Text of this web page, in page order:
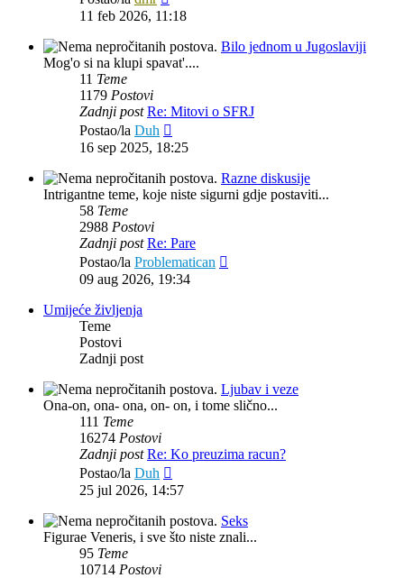
post
11 feb 2026, 11:18
Bilo jednom u Jugoslaviji
Mog'o si na klupi spavat'....
11 Teme
1179 Postovi
Zadnji post Re: Mitovi o SFRJ
Postao/la Duh
post
16 sep 2025, 18:25
Razne diskusije
Intrigantne teme, koje niste sigurni gdje postaviti...
58 Teme
2988 Postovi
Zadnji post Re: Pare
Postao/la Problematican
09 aug 2026, 19:34
Umijeće življenja
Teme
Postovi
Zadnji post
Ljubav i veze
Ona-on, ona- ona, on- on, i tome slično...
111 Teme
16274 Postovi
Zadnji post Re: Ko preuzima racun?
Postao/la Duh
post
25 jul 2026, 14:57
Seks
Figurae Veneris, i sve što niste znali...
95 Teme
10714 Postovi